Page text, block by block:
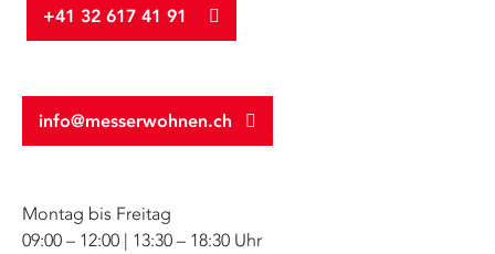
+41 32 617 41 91
info@messerwohnen.ch
Montag bis Freitag
09:00 – 12:00 | 13:30 – 18:30 Uhr